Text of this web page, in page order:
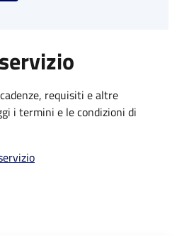
requisiti e altre
i termini e le condizioni di